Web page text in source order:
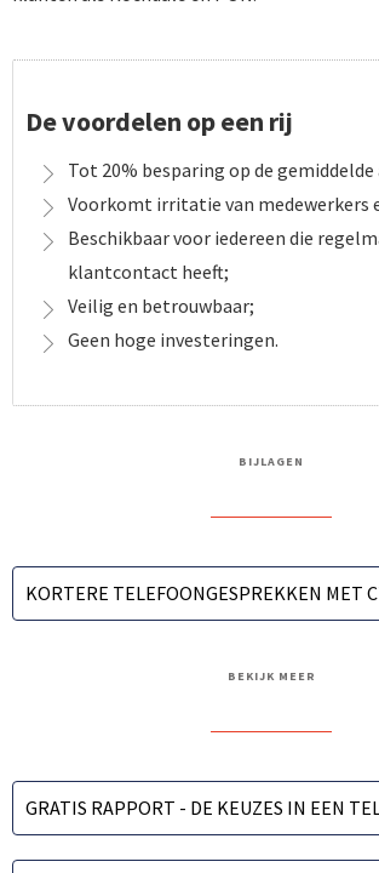
De voordelen op een rij
Tot 20% besparing op de
Voorkomt irritatie van medewerkers
Beschikbaar voor iedereen die
klantcontact heeft;
Veilig en betrouwbaar;
Geen hoge investeringen.
BIJLAGEN
BEKIJK MEER